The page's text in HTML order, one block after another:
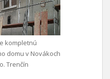
kompletnú
domu v Novákoch
Trenčín